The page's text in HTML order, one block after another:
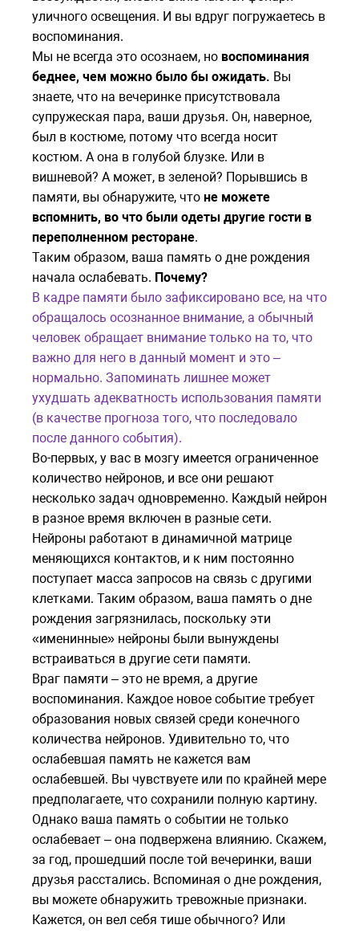
уличного освещения. И вы вдруг погружаетесь в
воспоминания.
Мы не всегда это осознаем, но воспоминания
беднее, чем можно было бы ожидать. Вы
знаете, что на вечеринке присутствовала
супружеская пара, ваши друзья. Он, наверное,
был в костюме, потому что всегда носит
костюм. А она в голубой блузке. Или в
вишневой? А может, в зеленой? Порывшись в
памяти, вы обнаружите, что не можете
вспомнить, во что были одеты другие гости в
переполненном ресторане.
Таким образом, ваша память о дне рождения
начала ослабевать. Почему?
В кадре памяти было зафиксировано все, на что
обращалось осознанное внимание, а обычный
человек обращает внимание только на то, что
важно для него в данный момент и это –
нормально. Запоминать лишнее может
ухудшать адекватность использования памяти
(в качестве прогноза того, что последовало
после данного события).
Во-первых, у вас в мозгу имеется ограниченное
количество нейронов, и все они решают
несколько задач одновременно. Каждый нейрон
в разное время включен в разные сети.
Нейроны работают в динамичной матрице
меняющихся контактов, и к ним постоянно
поступает масса запросов на связь с другими
клетками. Таким образом, ваша память о дне
рождения загрязнилась, поскольку эти
«именинные» нейроны были вынуждены
встраиваться в другие сети памяти.
Враг памяти – это не время, а другие
воспоминания. Каждое новое событие требует
образования новых связей среди конечного
количества нейронов. Удивительно то, что
ослабевшая память не кажется вам
ослабевшей. Вы чувствуете или по крайней мере
предполагаете, что сохранили полную картину.
Однако ваша память о событии не только
ослабевает – она подвержена влиянию. Скажем,
за год, прошедший после той вечеринки, ваши
друзья расстались. Вспоминая о дне рождения,
вы можете обнаружить тревожные признаки.
Кажется, он вел себя тише обычного? Или